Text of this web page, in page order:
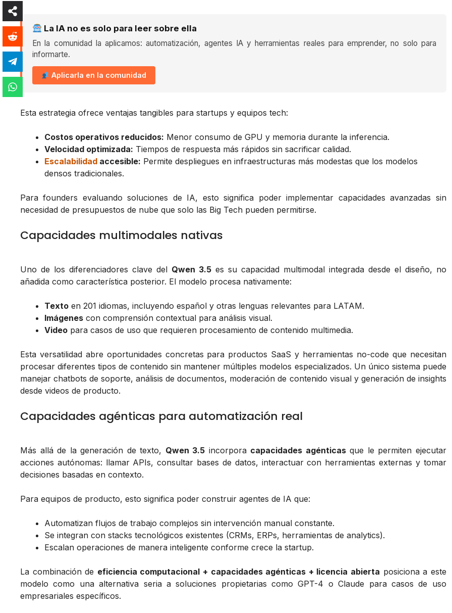
La IA no es solo para leer sobre ella
En la comunidad la aplicamos: automatización, agentes IA y herramientas reales para emprender, no solo para
informarte.
Aplicarla en la comunidad
Esta estrategia ofrece ventajas tangibles para startups y equipos tech:
Costos operativos reducidos: Menor consumo de GPU y memoria durante la inferencia.
Velocidad optimizada: Tiempos de respuesta más rápidos sin sacrificar calidad.
Escalabilidad accesible: Permite despliegues en infraestructuras más modestas que los modelos
densos tradicionales.
Para founders evaluando soluciones de IA, esto significa poder implementar capacidades avanzadas sin
necesidad de presupuestos de nube que solo las Big Tech pueden permitirse.
Capacidades multimodales nativas
Uno de los diferenciadores clave del Qwen 3.5es su capacidad multimodal integrada desde el diseño, no
añadida como característica posterior. El modelo procesa nativamente:
Texto en 201 idiomas, incluyendo español y otras lenguas relevantes para LATAM.
Imágenes con comprensión contextual para análisis visual.
Video para casos de uso que requieren procesamiento de contenido multimedia.
Esta versatilidad abre oportunidades concretas para productos SaaS y herramientas no-code que necesitan
procesar diferentes tipos de contenido sin mantener múltiples modelos especializados. Un único sistema puede
manejar chatbots de soporte, análisis de documentos, moderación de contenido visual y generación de insights
desde videos de producto.
Capacidades agénticas para automatización real
Más allá de la generación de texto, Qwen 3.5 incorpora capacidades agénticasque le permiten ejecutar
acciones autónomas: llamar APIs, consultar bases de datos, interactuar con herramientas externas y tomar
decisiones basadas en contexto.
Para equipos de producto, esto significa poder construir agentes de IA que:
Automatizan flujos de trabajo complejos sin intervención manual constante.
Se integran con stacks tecnológicos existentes (CRMs, ERPs, herramientas de analytics).
Escalan operaciones de manera inteligente conforme crece la startup.
La combinación de eficiencia computacional + capacidades agénticas + licencia abierta posiciona a este
modelo como una alternativa seria a soluciones propietarias como GPT-4 o Claude para casos de uso
empresariales específicos.